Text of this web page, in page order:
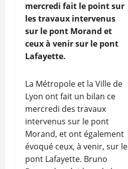
mercredi fait le point sur
les travaux intervenus
sur le pont Morand et
ceux à venir sur le pont
Lafayette.
La Métropole et la Ville de
Lyon ont fait un bilan ce
mercredi des travaux
intervenus sur le pont
Morand, et ont également
évoqué ceux, à venir, sur le
pont Lafayette. Bruno